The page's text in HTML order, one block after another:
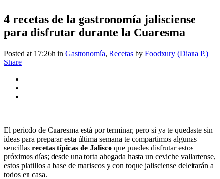
4 recetas de la gastronomía jalisciense
para disfrutar durante la Cuaresma
Posted at 17:26h in Gastronomía, Recetas by Foodxury (Diana P.)
Share
El periodo de Cuaresma está por terminar, pero si ya te quedaste sin
ideas para preparar esta última semana te compartimos algunas
sencillas recetas típicas de Jalisco que puedes disfrutar estos
próximos días; desde una torta ahogada hasta un ceviche vallartense,
estos platillos a base de mariscos y con toque jalisciense deleitarán a
todos en casa.